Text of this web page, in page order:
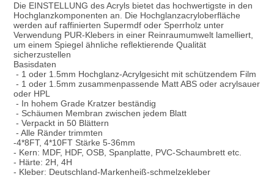
Die EINSTELLUNG des Acryls bietet das hochwertigste in den
Hochglanzkomponenten an. Die Hochglanzacryloberfläche
werden auf raffinierten Supermdf oder Sperrholz unter
Verwendung PUR-Klebers in einer Reinraumumwelt lamelliert,
um einem Spiegel ähnliche reflektierende Qualität
sicherzustellen
Basisdaten
- 1 oder 1.5mm Hochglanz-Acrylgesicht mit schützendem Film
oder HPL
- In hohem Grade Kratzer beständig
- Schäumen Membran zwischen jedem Blatt
- Verpackt in 50 Blättern
- Alle Ränder trimmten
-4*8FT, 4*10FT Stärke 5-36mm
- Kern: MDF, HDF, OSB, Spanplatte, PVC-Schaumbrett etc.
- Härte: 2H, 4H
- Kleber: Deutschland-Markenheiß-schmelzekleber